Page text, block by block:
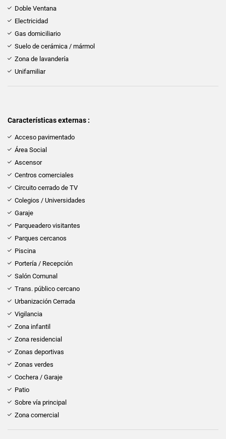
Doble Ventana
Electricidad
Gas domiciliario
Suelo de cerámica / mármol
Zona de lavandería
Unifamiliar
Características externas :
Acceso pavimentado
Área Social
Ascensor
Centros comerciales
Circuito cerrado de TV
Colegios / Universidades
Garaje
Parqueadero visitantes
Parques cercanos
Piscina
Portería / Recepción
Salón Comunal
Trans. público cercano
Urbanización Cerrada
Vigilancia
Zona infantil
Zona residencial
Zonas deportivas
Zonas verdes
Cochera / Garaje
Patio
Sobre vía principal
Zona comercial